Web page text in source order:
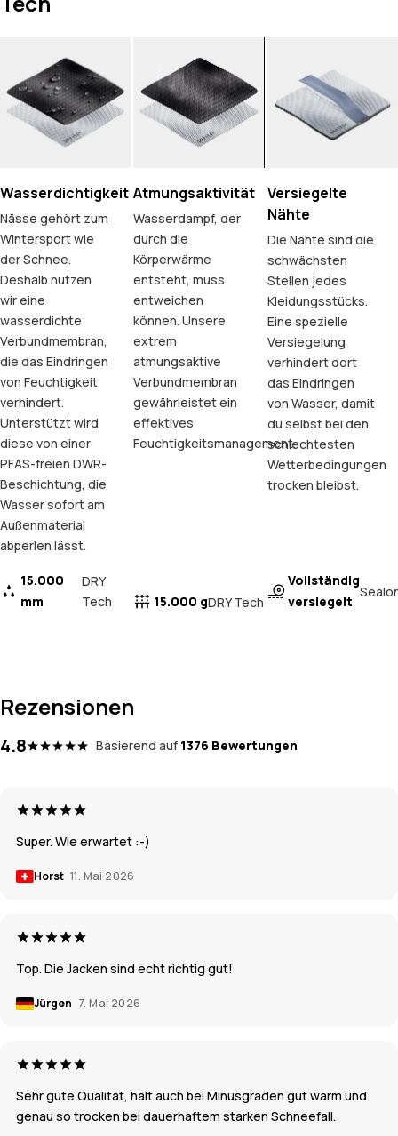
Wasserdichtigkeit
Nässe gehört zum
Wintersport wie
der Schnee.
Deshalb nutzen
wir eine
wasserdichte
Verbundmembran,
die das Eindringen
von Feuchtigkeit
verhindert.
Unterstützt wird
diese von einer
PFAS-freien DWR-
Beschichtung, die
Wasser sofort am
Außenmaterial
abperlen lässt.
15.000
mm
DRY
Tech
Atmungsaktivität
Wasserdampf, der
durch die
Körperwärme
entsteht, muss
entweichen
können. Unsere
extrem
atmungsaktive
Verbundmembran
gewährleistet ein
effektives
Feuchtigkeitsmanagement.
15.000 gDRY Tech
Versiegelte
Nähte
Die Nähte sind die
schwächsten
Stellen jedes
Kleidungsstücks.
Eine spezielle
Versiegelung
verhindert dort
das Eindringen
von Wasser, damit
du selbst bei den
schlechtesten
Wetterbedingungen
trocken bleibst.
Vollständig
versiegelt
Rezensionen
4.8 Basierend auf 1376 Bewertungen
Super. Wie erwartet :-)
Horst 11. Mai 2026
Top. Die Jacken sind echt richtig gut!
Jürgen 7. Mai 2026
Sehr gute Qualität, hält auch bei Minusgraden gut warm und
genau so trocken bei dauerhaftem starken Schneefall.